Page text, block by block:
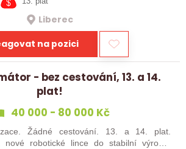
Liberec
na pozici
- bez cestování, 13. a 14.
plat!
40 000 - 80 000 Kč
Žádné cestování. 13. a 14. plat.
nové robotické lince do stabilní výrobní